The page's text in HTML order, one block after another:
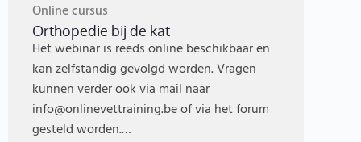
Online cursus
Orthopedie bij de kat
Het webinar is reeds online beschikbaar en
kan zelfstandig gevolgd worden. Vragen
kunnen verder ook via mail naar
info@onlinevettraining.be of via het forum
gesteld worden.…